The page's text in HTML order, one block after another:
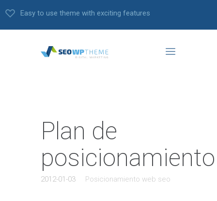
Easy to use theme with exciting features
Plan de
posicionamiento
2012-01-03 Posicionamiento web seo